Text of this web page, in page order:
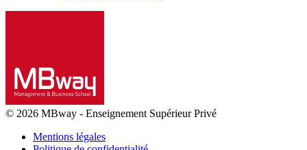
© 2026 MBway - Enseignement Supérieur Privé
Mentions légales